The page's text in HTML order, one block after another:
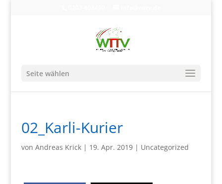
Seite wählen
02_Karli-Kurier
von Andreas Krick| 19. Apr. 2019| Uncategorized